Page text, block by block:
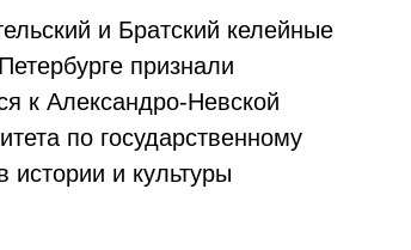
и Братский келейные
признали
к Александро-Невской
по государственному
и культуры